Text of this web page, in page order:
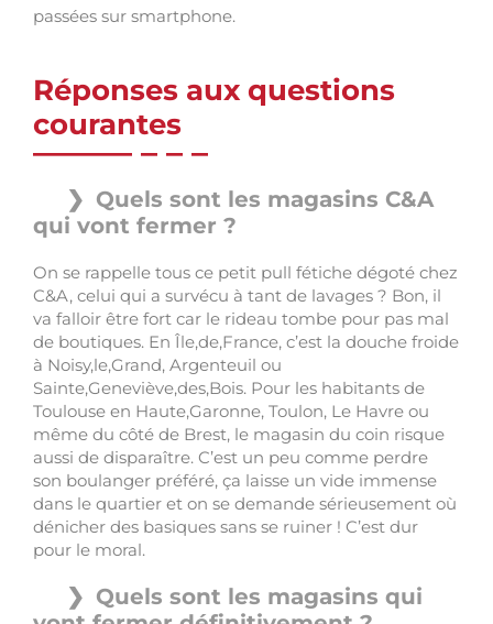
passées sur smartphone.
Réponses aux questions
courantes
Quels sont les magasins C&A
qui vont fermer ?
On se rappelle tous ce petit pull fétiche dégoté chez
C&A, celui qui a survécu à tant de lavages ? Bon, il
va falloir être fort car le rideau tombe pour pas mal
de boutiques. En Île,de,France, c’est la douche froide
à Noisy,le,Grand, Argenteuil ou
Sainte,Geneviève,des,Bois. Pour les habitants de
Toulouse en Haute,Garonne, Toulon, Le Havre ou
même du côté de Brest, le magasin du coin risque
aussi de disparaître. C’est un peu comme perdre
son boulanger préféré, ça laisse un vide immense
dans le quartier et on se demande sérieusement où
dénicher des basiques sans se ruiner ! C’est dur
pour le moral.
Quels sont les magasins qui